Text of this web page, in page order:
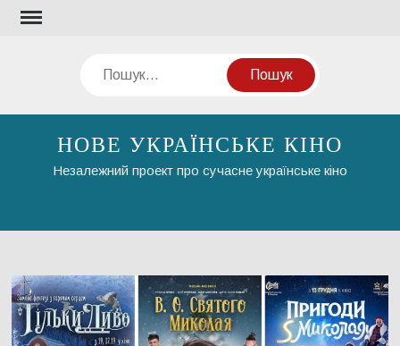
Перейти
Пошук
НОВЕ УКРАЇНСЬКЕ КІНО
Незалежний проект про сучасне українське кіно